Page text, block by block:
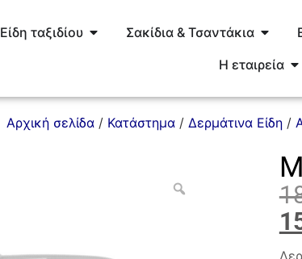
Είδη ταξιδίου Σακίδια & Τσαντάκια
Η εταιρεία
Αρχική σελίδα / Κατάστημα / Δερμάτινα Είδη /